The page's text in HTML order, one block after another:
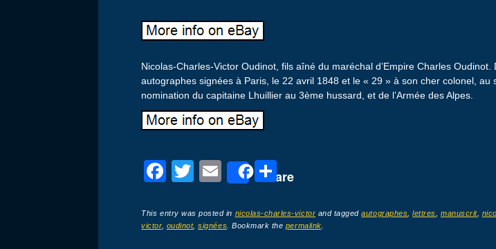
Nicolas-Charles-Victor Oudinot, fils aîné du maréchal d’Empire Charles Oudinot.
autographes signées à Paris, le 22 avril 1848 et le « 29 » à son cher colonel, au
nomination du capitaine Lhuillier au 3ème hussard, et de l’Armée des Alpes.
F
c
e
T
tt
er
E
ail
Share
P
ta
g
This entry was posted in nicolas-charles-victor and taggedautographes ,lettres manuscrit,
victor, oudinot,signées . Bookmark the permalink